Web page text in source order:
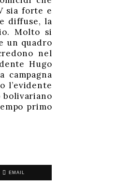
sia forte e
diffuse, la
Molto si
un quadro
nel
Hugo
l’evidente
primo
EMAIL